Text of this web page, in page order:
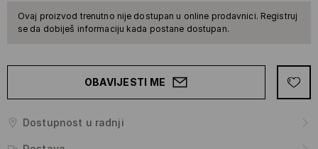
Ovaj proizvod trenutno nije dostupan u online prodavnici. Registruj
se da dobiješ informaciju kada postane dostupan.
OBAVIJESTI ME
Dostupnost u radnji